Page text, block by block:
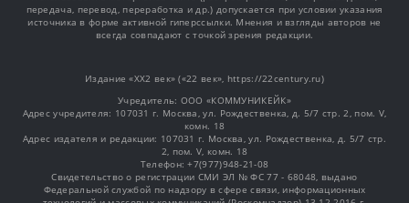
передача, перевод, переработка и др.) допускается при условии указания
источника в форме активной гиперссылки. Мнения и взгляды авторов не
всегда совпадают с точкой зрения редакции.
Издание «XX2 век» («22 век», https://22century.ru)
Учредитель: OOO «КОММУНИКЕЙК»
Адрес учредителя: 107031 г. Москва, ул. Рождественка, д. 5/7 стр. 2, пом. V,
комн. 18
Адрес издателя и редакции: 107031 г. Москва, ул. Рождественка, д. 5/7 стр.
2, пом. V, комн. 18
Телефон: +7(977)948-21-08
Свидетельство о регистрации СМИ ЭЛ № ФС 77 - 68048, выдано
Федеральной службой по надзору в сфере связи, информационных